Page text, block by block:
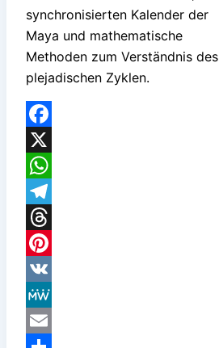
synchronisierten Kalender der
Maya und mathematische
Methoden zum Verständnis des
plejadischen Zyklen.
Facebook
X
WhatsApp
Telegram
Threads
Pinterest
VK
MeWe